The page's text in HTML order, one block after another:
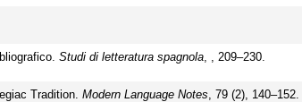
Studi di letteratura spagnola, , 209–230.
Tradition. Modern Language Notes , 79 (2), 140–152.